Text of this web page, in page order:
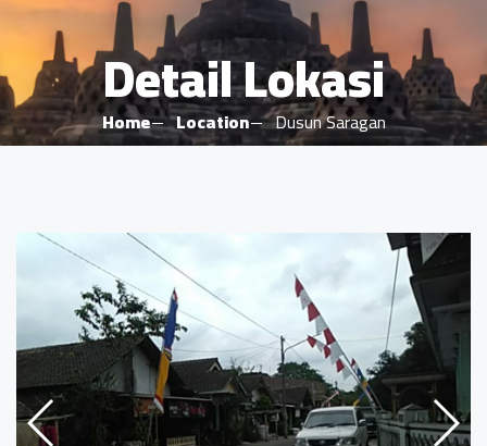
Detail Lokasi
Home Location Dusun Saragan